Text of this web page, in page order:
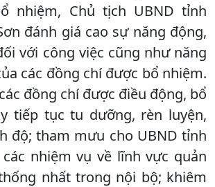
nhiệm, Chủ tịch UBND tỉnh
đánh giá cao sự năng động,
với công việc cũng như năng
các đồng chí được bổ nhiệm.
đồng chí được điều động, bổ
tiếp tục tu dưỡng, rèn luyện,
độ; tham mưu cho UBND tỉnh
nhiệm vụ về lĩnh vực quản
nhất trong nội bộ; khiêm